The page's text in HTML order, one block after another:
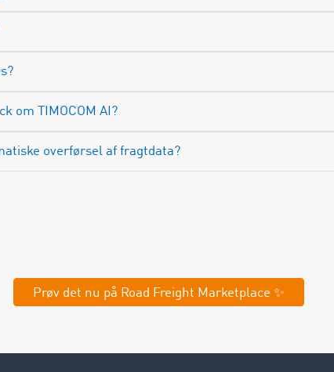
om TIMOCOM AI?
overførsel af fragtdata?
Prøv det nu på Road Freight Marketplace ✨